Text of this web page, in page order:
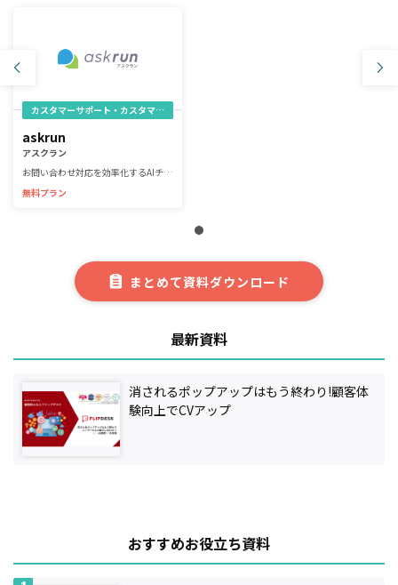
askrun
アスクラン
お問い合わせ対応を効率化するAIチャットボット
カスタマーサポート・カスタマーサクセス
無料プラン
まとめて資料ダウンロード
最新資料
消されるポップアップはもう終わり!顧客体
験向上でCVアップ
おすすめお役立ち資料